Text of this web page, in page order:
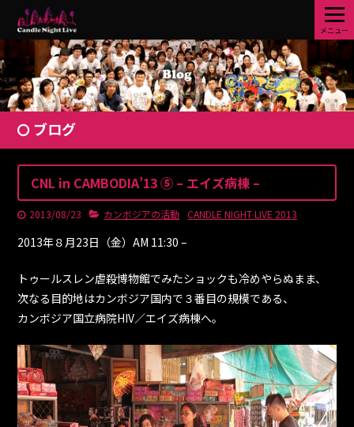
メニュー
ブログ
CNL in CAMBODIA’13 ⑤ – エイズ病棟 –
2013/08/23 カンボジアの活動 CANDLE NIGHT LIVE 2013
2013年８月23日（金）AM 11:30 –
トゥールスレン虐殺博物館でみたショックも冷めやらぬまま、
次なる目的地はカンボジア国内で３番目の規模である、
カンボジア国立病院HIV／エイズ病棟へ。